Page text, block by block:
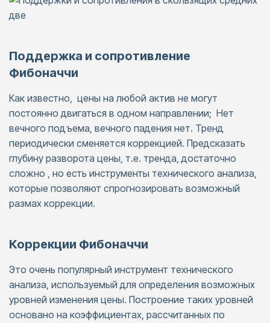
Поддержка и сопротивление
Фибоначчи
Как известно, цены на любой актив не могут
постоянно двигаться в одном направлении; Нет
вечного подъема, вечного падения нет. Тренд
периодически сменяется коррекцией. Предсказать
глубину разворота цены, т.е. тренда, достаточно
сложно , но есть инструменты технического анализа,
которые позволяют спрогнозировать возможный
размах коррекции.
Коррекции Фибоначчи
Это очень популярный инструмент технического
анализа, используемый для определения возможных
уровней изменения цены. Построение таких уровней
основано на коэффициентах, рассчитанных по